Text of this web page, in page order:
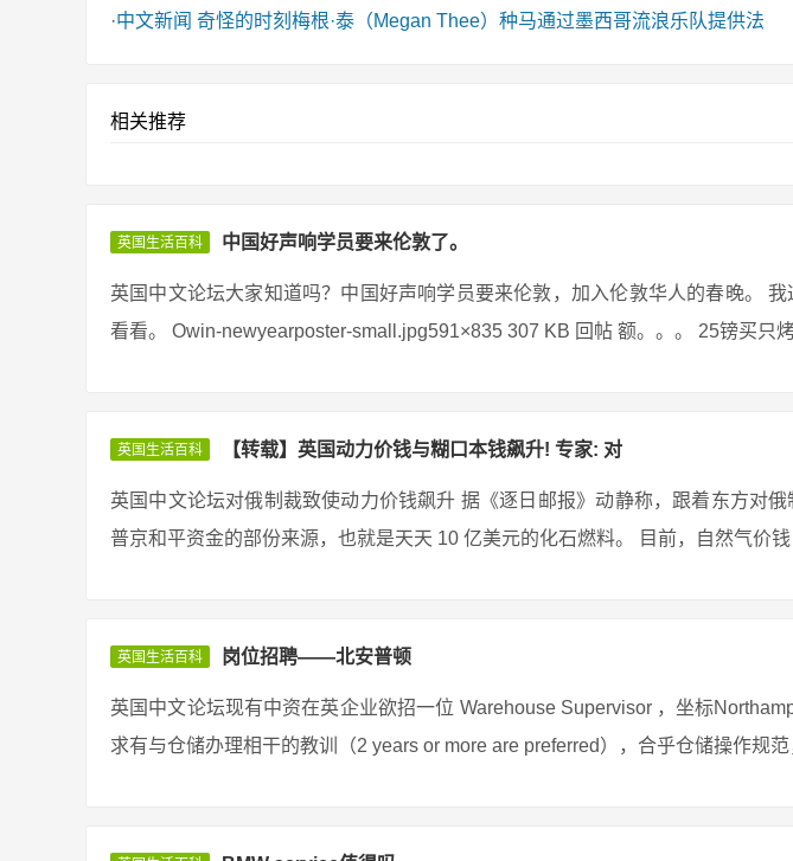
·中文新闻 奇怪的时刻梅根·泰（Megan Thee）种马通过墨西哥流浪乐队提供法
相关推荐
英国生活百科 中国好声响学员要来伦敦了。
英国中文论坛大家知道吗？中国好声响学员要来伦敦，加入伦敦华人的春晚。
看看。 Owin-newyearposter-small.jpg591×835 307 KB 回帖 额。。。 25镑买只
英国生活百科 【转载】英国动力价钱与糊口本钱飙升! 专家: 对
英国中文论坛对俄制裁致使动力价钱飙升 据《逐日邮报》动静称，跟着东方对
普京和平资金的部份来源，也就是天天 10 亿美元的化石燃料。 目前，自然气价钱
英国生活百科 岗位招聘——北安普顿
英国中文论坛现有中资在英企业欲招一位 Warehouse Supervisor ，坐标
求有与仓储办理相干的教训（2 years or more are preferred），合乎仓储操作规